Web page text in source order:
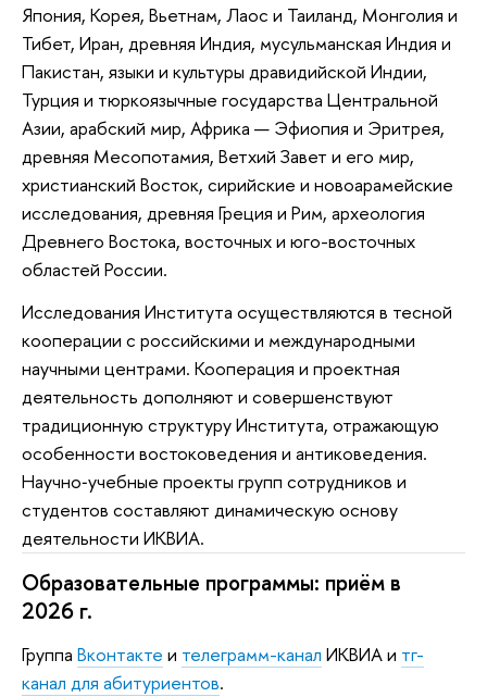
Япония, Корея, Вьетнам, Лаос и Таиланд, Монголия и
Тибет, Иран, древняя Индия, мусульманская Индия и
Пакистан, языки и культуры дравидийской Индии,
Турция и тюркоязычные государства Центральной
Азии, арабский мир, Африка — Эфиопия и Эритрея,
древняя Месопотамия, Ветхий Завет и его мир,
христианский Восток, сирийские и новоарамейские
исследования, древняя Греция и Рим, археология
Древнего Востока, восточных и юго-восточных
областей России.
Исследования Института осуществляются в тесной
кооперации с российскими и международными
научными центрами. Кооперация и проектная
деятельность дополняют и совершенствуют
традиционную структуру Института, отражающую
особенности востоковедения и антиковедения.
Научно‑учебные проекты групп сотрудников и
студентов составляют динамическую основу
деятельности ИКВИА.
Образовательные программы: приём в
2026 г.
Группа Вконтакте и телеграмм-канал ИКВИА и тг-
канал для абитуриентов.